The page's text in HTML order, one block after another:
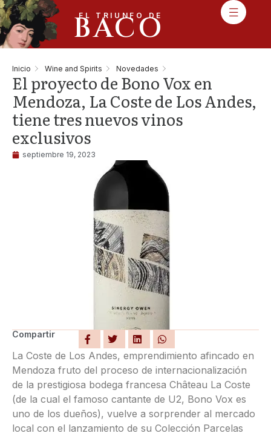
EL TRIUNFO DE
BACO
Inicio Wine and Spirits Novedades
El proyecto de Bono Vox en
Mendoza, La Coste de Los Andes,
tiene tres nuevos vinos
exclusivos
septiembre 19, 2023
Compartir
La Coste de Los Andes, emprendimiento afincado en
Mendoza fruto del proceso de internacionalización
de la prestigiosa bodega francesa Château La Coste
(de la cual el famoso cantante de U2, Bono Vox es
uno de los dueños), vuelve a sorprender al mercado
local con el lanzamiento de su Colección Parcelas